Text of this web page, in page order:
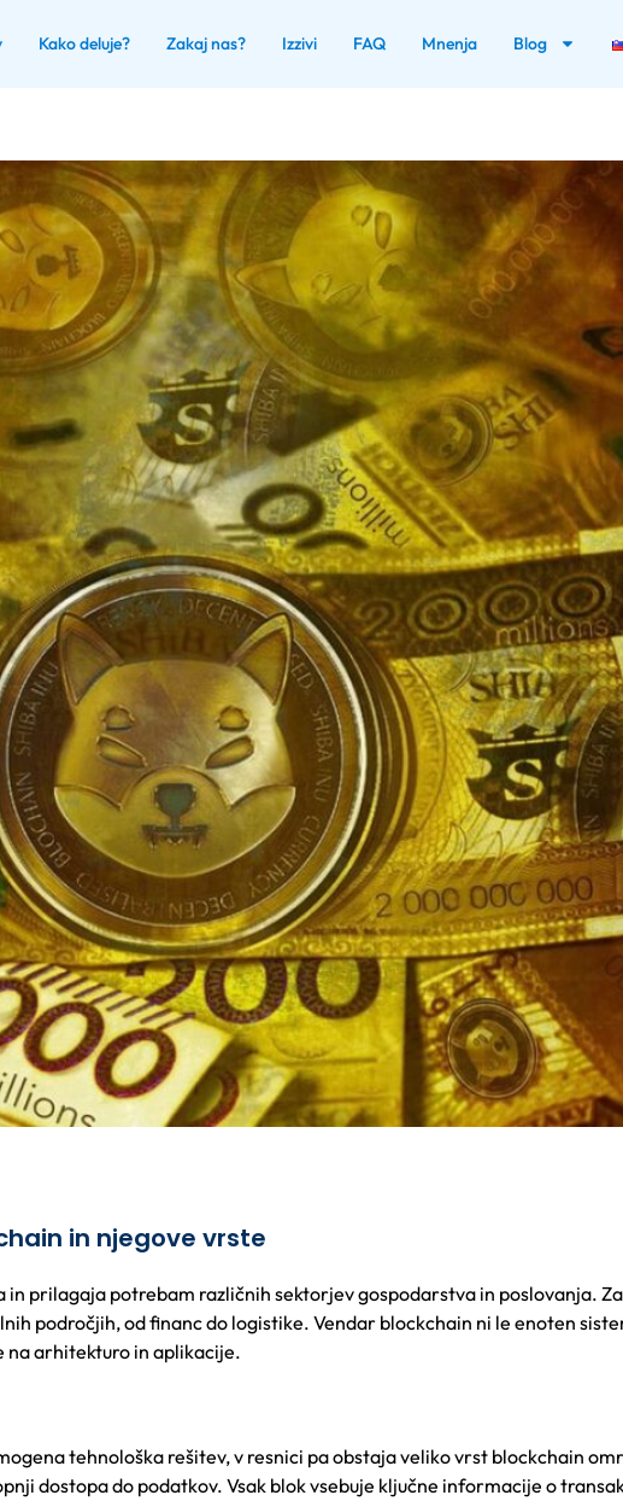
Kako deluje? Zakaj nas? Izzivi FAQ Mnenja Blog
in njegove vrste
in prilagaja potrebam različnih sektorjev gospodarstva in poslovanja.
področjih, od financ do logistike. Vendar blockchain ni le enoten
na arhitekturo in aplikacije.
tehnološka rešitev, v resnici pa obstaja veliko vrst blockchain
dostopa do podatkov. Vsak blok vsebuje ključne informacije o